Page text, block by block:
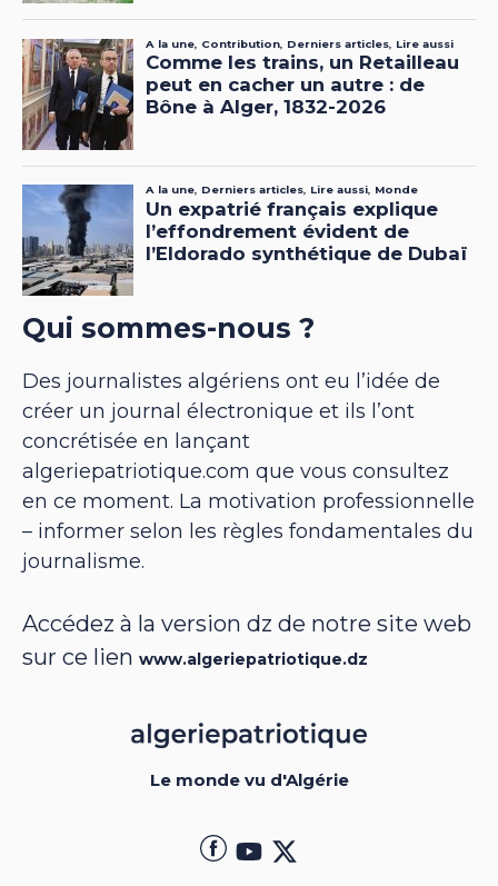
Qui sommes-nous ?
Des journalistes algériens ont eu l’idée de
créer un journal électronique et ils l’ont
concrétisée en lançant
algeriepatriotique.com que vous consultez
en ce moment. La motivation professionnelle
– informer selon les règles fondamentales du
journalisme.
Accédez à la version dz de notre site web
sur ce lien www.algeriepatriotique.dz
Le monde vu d'Algérie